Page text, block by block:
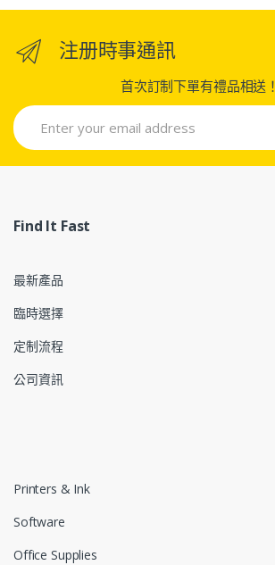
注册時事通訊
首次訂制下單有禮品相送！
Find It Fast
最新產品
臨時選擇
定制流程
公司資訊
Printers & Ink
Software
Office Supplies